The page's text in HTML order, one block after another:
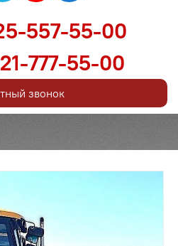
557-55-00
777-55-00
звонок